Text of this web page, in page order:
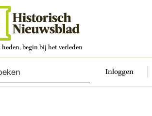
begin bij het verleden
Inloggen